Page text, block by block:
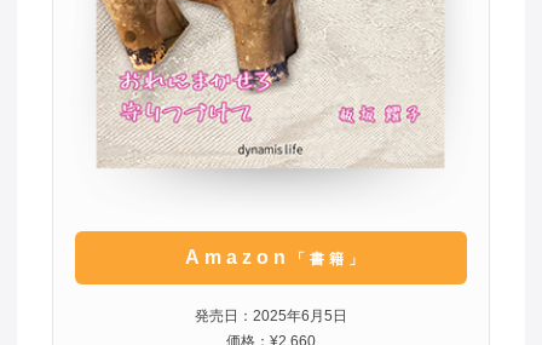
Amazon 「書籍」
発売日：2025年6月5日